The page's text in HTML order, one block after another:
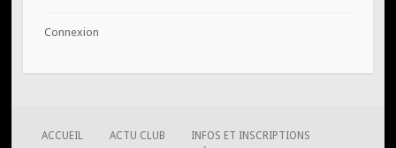
Connexion
ACCUEIL ACTU CLUB
INFOS ET INSCRIPTIONS